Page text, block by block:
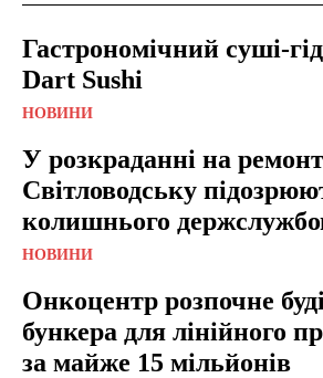
Гастрономічний суші-
Dart Sushi
НОВИНИ
У розкраданні на
Світловодську
колишнього
НОВИНИ
Онкоцентр розпочне
бункера для лінійного
за майже 15 мільйонів